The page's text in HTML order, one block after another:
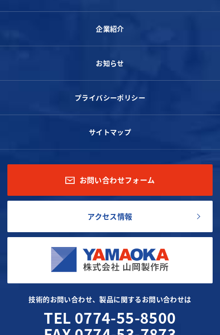
企業紹介
お知らせ
プライバシーポリシー
サイトマップ
技術的お問い合わせ、製品に関するお問い合わせは
TEL 0774-55-8500
お問い合わせフォーム
アクセス情報